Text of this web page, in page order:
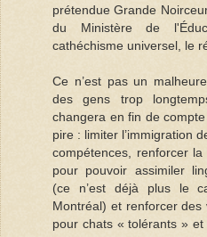
prétendue Grande
du Ministère de
cathéchisme universel, le
Ce n’est pas un
des gens trop
changera en fin de
pire : limiter l’immigration
compétences, renforcer
pour pouvoir assimiler
(ce n’est déjà plus le
Montréal) et renforcer
pour chats « tolérants »